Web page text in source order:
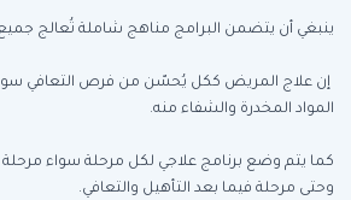
ينبغي أن يتضمن البرامج مناهج شاملة تُعالج
إن علاج المريض ككل يُحسّن من فرص التعافي
المواد المخدرة والشفاء منه.
كما يتم وضع برنامج علاجي لكل مرحلة سواء
وحتى مرحلة فيما بعد التأهيل والتعافي.